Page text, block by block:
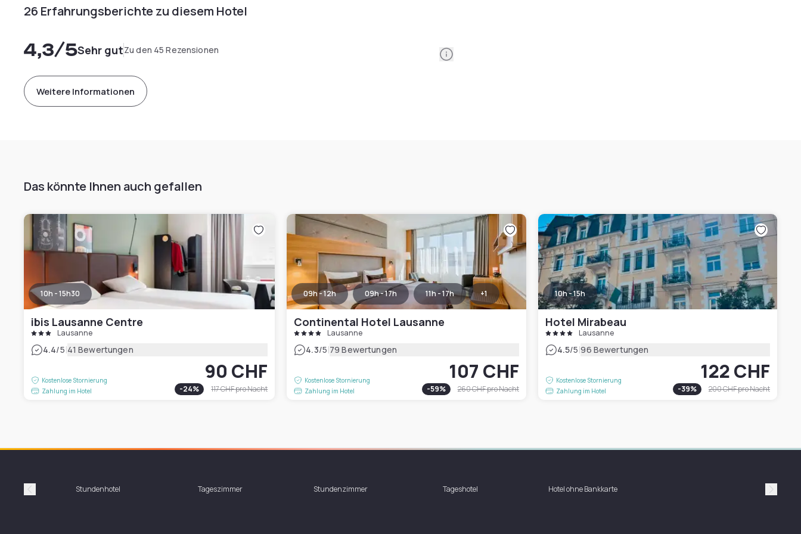
26 Erfahrungsberichte zu diesem Hotel
4,3/5Sehr gutZu den 45 Rezensionen Information
Weitere Informationen
Das könnte Ihnen auch gefallen
10h - 15h30
ibis Lausanne Centre
Lausanne
4.4/5|41 Bewertungen
Kostenlose Stornierung
Zahlung im Hotel
90 CHF
-24% 117 CHFpro Nacht
09h - 12h 09h - 17h 11h - 17h +1
Continental Hotel Lausanne
Lausanne
4.3/5|79 Bewertungen
Kostenlose Stornierung
Zahlung im Hotel
107 CHF
-59% 260 CHFpro Nacht
10h - 15h
Hotel Mirabeau
Lausanne
4.5/5|96 Bewertungen
Kostenlose Stornierung
Zahlung im Hotel
122 CHF
-39% 200 CHFpro Nacht
Précédent Stundenhotel Tageszimmer Stundenzimmer Tageshotel Hotel ohne Bankkarte